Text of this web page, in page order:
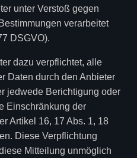
unter Verstoß gegen
verarbeitet
DSGVO).
dazu verpflichtet, alle
Daten durch den Anbieter
jedwede Berichtigung oder
Einschränkung der
Artikel 16, 17 Abs. 1, 18
Diese Verpflichtung
Mitteilung unmöglich